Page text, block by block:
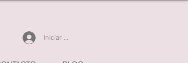
Iniciar sesión